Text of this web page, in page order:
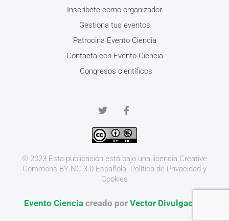
Inscríbete como organizador
Gestiona tus eventos
Patrocina Evento Ciencia
Contacta con Evento Ciencia
Congresos científicos
© 2023 Esta publicación está bajo una licencia Creative
Commons BY-NC 3.0 Española. Política de Privacidad y
Cookies
Evento Cienciacreado por Vector Divulgación